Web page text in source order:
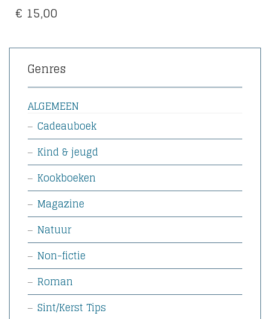
€ 15,00
Genres
ALGEMEEN
Cadeauboek
Kind & jeugd
Kookboeken
Magazine
Natuur
Non-fictie
Roman
Sint/Kerst Tips